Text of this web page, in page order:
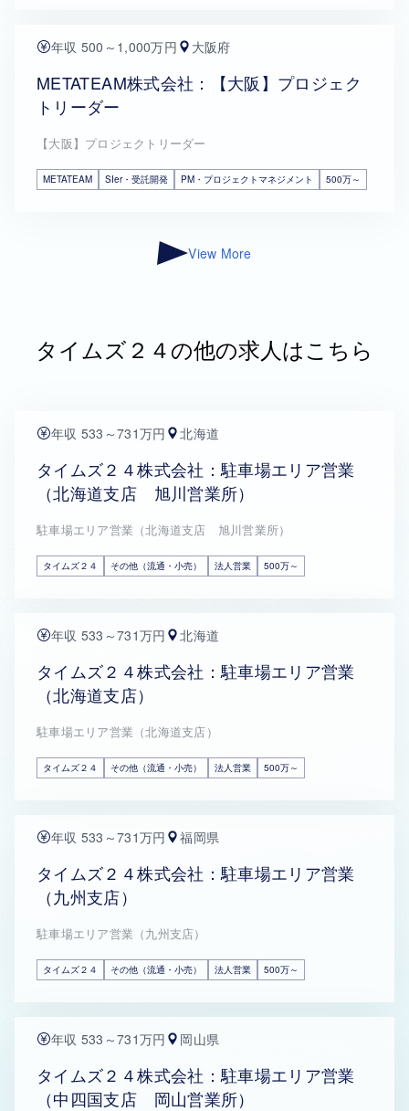
年収 500～1,000万円 大阪府
METATEAM株式会社：【大阪】プロジェク
トリーダー
【大阪】プロジェクトリーダー
METATEAM SIer・受託開発 PM・プロジェクトマネジメント 500万～
View More
タイムズ２４の他の求人はこちら
年収 533～731万円 北海道
タイムズ２４株式会社：駐車場エリア営業
（北海道支店 旭川営業所）
駐車場エリア営業（北海道支店 旭川営業所）
タイムズ２４ その他（流通・小売） 法人営業 500万～
年収 533～731万円 北海道
タイムズ２４株式会社：駐車場エリア営業
（北海道支店）
駐車場エリア営業（北海道支店）
タイムズ２４ その他（流通・小売） 法人営業 500万～
年収 533～731万円 福岡県
タイムズ２４株式会社：駐車場エリア営業
（九州支店）
駐車場エリア営業（九州支店）
タイムズ２４ その他（流通・小売） 法人営業 500万～
年収 533～731万円 岡山県
タイムズ２４株式会社：駐車場エリア営業
（中四国支店 岡山営業所）